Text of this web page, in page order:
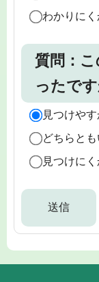
わかりにく
質問：
ったで
見つけや
どちらと
見つけに